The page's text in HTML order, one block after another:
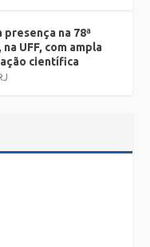
presença na 78ª
UFF, com ampla
científica